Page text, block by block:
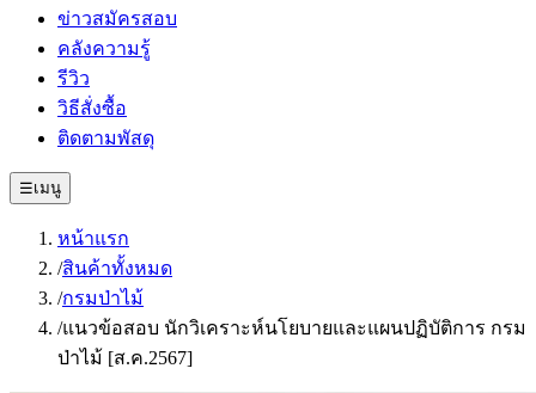
ข่าวสมัครสอบ
คลังความรู้
รีวิว
วิธีสั่งซื้อ
ติดตามพัสดุ
☰เมนู
หน้าแรก
/สินค้าทั้งหมด
/กรมป่าไม้
/แนวข้อสอบ นักวิเคราะห์นโยบายและแผนปฏิบัติการ กรม
ป่าไม้ [ส.ค.2567]